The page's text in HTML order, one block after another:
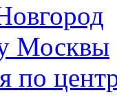
Москвы
по